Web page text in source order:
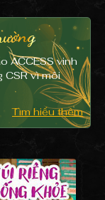
ACCESS vinh
CSR vì môi
Tìm hiểu thêm